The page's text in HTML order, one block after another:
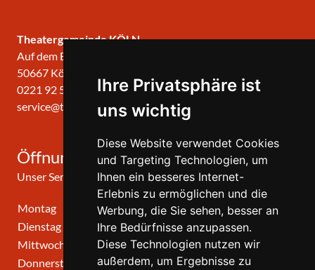
Ihre Privatsphäre ist
uns wichtig
Diese Website verwendet Cookies
und Targeting Technologien, um
Ihnen ein besseres Internet-
Erlebnis zu ermöglichen und die
Werbung, die Sie sehen, besser an
Ihre Bedürfnisse anzupassen.
Diese Technologien nutzen wir
außerdem, um Ergebnisse zu
Theatergemeinde KÖLN
Auf dem Berlich 34
50667 Köln
0221 92 57 420
service@theatergemeinde-koeln.de
Öffnungszeiten
Unser Service-Center ist zu folgenden Zeiten geöffnet
Montag
10:00 Uhr - 12:00 Uhr
Dienstag
10:00 Uhr - 12:00 Uhr
Mittwoch
10:00 Uhr - 12:00 Uhr
Donnerstag
10:00 Uhr - 12:00 Uhr